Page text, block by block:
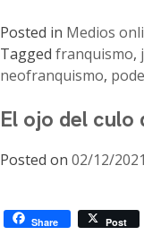
Posted in Medios
Tagged franquismo,
neofranquismo,
El ojo del culo
Posted on 02/12/2021
Share Post